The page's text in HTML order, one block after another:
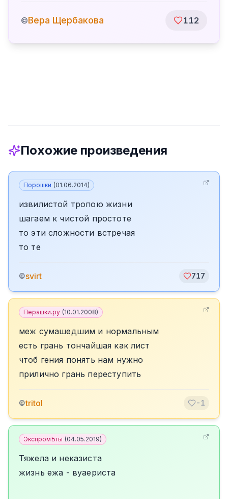
©Вера Щербакова 112
Похожие произведения
Порошки (01.06.2014)
извилистой тропою жизни
шагаем к чистой простоте
то эти сложности встречая
то те
©svirt 717
Перашки.ру (10.01.2008)
меж сумашедшим и нормальным
есть грань тончайшая как лист
чтоб гения понять нам нужно
прилично грань переступить
©tritol -1
ЭкспромЪты (04.05.2019)
Тяжела и неказиста
жизнь ежа - вуаериста